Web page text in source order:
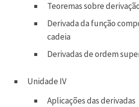
Teoremas sobre
Derivada da função
cadeia
Derivadas de ordem
Unidade IV
Aplicações das derivadas